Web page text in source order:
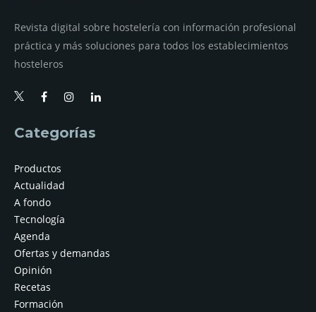
Revista digital sobre hostelería con información profesional
práctica y más soluciones para todos los establecimientos
hosteleros
Categorías
Productos
Actualidad
A fondo
Tecnología
Agenda
Ofertas y demandas
Opinión
Recetas
Formación